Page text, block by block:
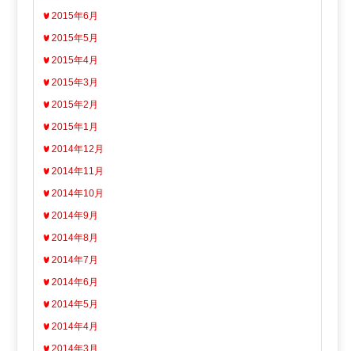
2015年6月
2015年5月
2015年4月
2015年3月
2015年2月
2015年1月
2014年12月
2014年11月
2014年10月
2014年9月
2014年8月
2014年7月
2014年6月
2014年5月
2014年4月
2014年3月